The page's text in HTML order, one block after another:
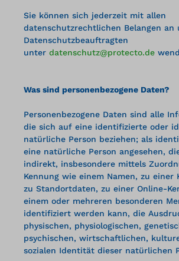
Sie können sich jederzeit mit allen
datenschutzrechtlichen Belangen an
Datenschutzbeauftragten
unter datenschutz@protecto.de
Was sind personenbezogene Daten?
Personenbezogene Daten sind alle
die sich auf eine identifizierte oder
natürliche Person beziehen; als
eine natürliche Person angesehen,
indirekt, insbesondere mittels
Kennung wie einem Namen, zu einer
zu Standortdaten, zu einer Online-
einem oder mehreren besonderen
identifiziert werden kann, die
physischen, physiologischen,
psychischen, wirtschaftlichen,
sozialen Identität dieser natürlichen